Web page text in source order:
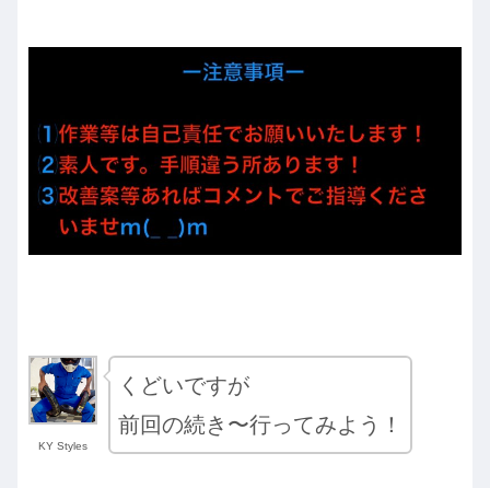
KY Styles
くどいですが
前回の続き〜行ってみよう！